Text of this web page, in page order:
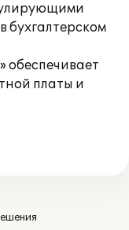
бухгалтерском
обеспечивает
платы и